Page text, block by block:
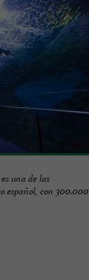
una de las
español, con 300.000